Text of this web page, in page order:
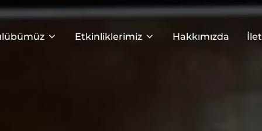
Etkinliklerimiz Hakkımızda